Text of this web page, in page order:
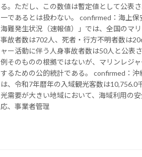
る。ただし、この数値は暫定値として公表
一であるとは扱わない。 confirmed：海上
海難発生状況（速報値）」では、全国のマ
事故者数は702人、死者・行方不明者数は
ャー活動に伴う人身事故者数は50人と公表
例そのものの根拠ではないが、マリンレジ
するための公的統計である。 confirmed：
は、令和7年暦年の入域観光客数は10,756.0
光需要が大きい地域において、海域利用の
応、事業者管理